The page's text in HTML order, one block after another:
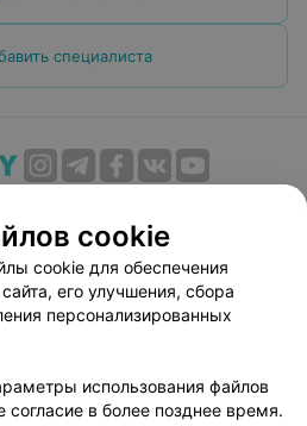
специалиста
Публичный договор
Способы оплаты
Партнеры
настройки cookie
cookie
cookie для обеспечения
его улучшения, сбора
персонализированных
использования файлов
согласие в более позднее время.